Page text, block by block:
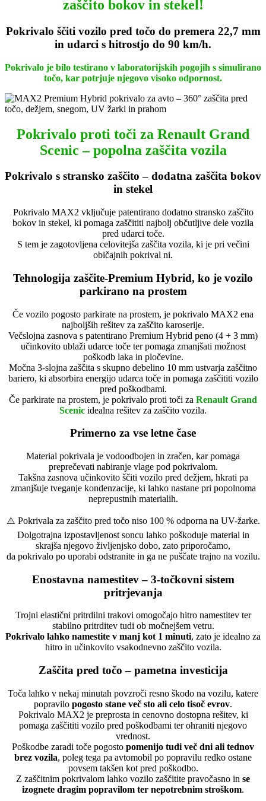
zaščito bokov in stekel!
Pokrivalo ščiti vozilo pred točo do premera 22,7 mm
in udarci s hitrostjo do 90 km/h.
Pokrivalo je bilo testirano v laboratorijskih pogojih s simulirano
točo, kar potrjuje njegovo visoko odpornost.
Pokrivalo proti toči za Renault Grand
Scenic – popolna zaščita vozila
Pokrivalo s stransko zaščito – dodatna zaščita bokov
in stekel
Pokrivalo MAX2 vključuje patentirano dodatno stransko zaščito
bokov in stekel, ki pomaga zaščititi najbolj občutljive dele vozila
pred udarci toče.
S tem je zagotovljena celovitejša zaščita vozila, ki je pri večini
običajnih pokrival ni.
Tehnologija zaščite-Premium Hybrid, ko je vozilo
parkirano na prostem
Če vozilo pogosto parkirate na prostem, je pokrivalo MAX2 ena
najboljših rešitev za zaščito karoserije.
Večslojna zasnova s patentirano Premium Hybrid peno (4 + 3 mm)
učinkovito ublaži udarce toče ter pomaga zmanjšati možnost
poškodb laka in pločevine.
Močna 3-slojna zaščita s skupno debelino 10 mm ustvarja zaščitno
bariero, ki absorbira energijo udarca toče in pomaga zaščititi vozilo
pred poškodbami.
Če parkirate na prostem, je pokrivalo proti toči za Renault Grand
Scenic idealna rešitev za zaščito vozila.
Primerno za vse letne čase
Material pokrivala je vodoodbojen in zračen, kar pomaga
preprečevati nabiranje vlage pod pokrivalom.
Takšna zasnova učinkovito ščiti vozilo pred dežjem, hkrati pa
zmanjšuje tveganje kondenzacije, ki lahko nastane pri popolnoma
neprepustnih materialih.
⚠️ Pokrivala za zaščito pred točo niso 100 % odporna na UV-žarke.
Dolgotrajna izpostavljenost soncu lahko poškoduje material in
skrajša njegovo življenjsko dobo, zato priporočamo,
da pokrivalo po uporabi odstranite in ga ne puščate trajno na vozilu.
Enostavna namestitev – 3-točkovni sistem
pritrjevanja
Trojni elastični pritrdilni trakovi omogočajo hitro namestitev ter
stabilno pritrditev tudi ob močnejšem vetru.
Pokrivalo lahko namestite v manj kot 1 minuti, zato je idealno za
hitro in učinkovito vsakodnevno zaščito vozila.
Zaščita pred točo – pametna investicija
Toča lahko v nekaj minutah povzroči resno škodo na vozilu, katere
popravilo pogosto stane več sto ali celo tisoč evrov.
Pokrivalo MAX2 je preprosta in cenovno dostopna rešitev, ki
pomaga zaščititi vozilo pred poškodbami ter ohraniti njegovo
vrednost.
Poškodbe zaradi toče pogosto pomenijo tudi več dni ali tednov
brez vozila, poleg tega pa avtomobil po popravilu redko ostane
povsem takšen kot pred poškodbo.
Z zaščitnim pokrivalom lahko vozilo zaščitite pravočasno in se
izognete dragim popravilom ter nepotrebnim stroškom.